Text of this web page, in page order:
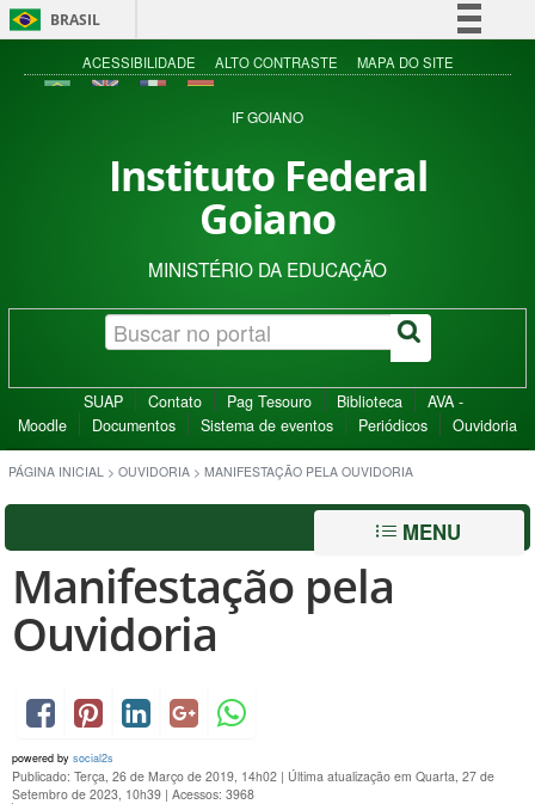
BRASIL
Simplifique!
Acesso à informação
ACESSIBILIDADE ALTO CONTRASTE MAPA DO SITE
IF GOIANO
Instituto Federal
Goiano
MINISTÉRIO DA EDUCAÇÃO
SUAP Contato Pag Tesouro Biblioteca
AVA -
Moodle
Documentos Sistema de eventos Periódicos Ouvidoria
PÁGINA INICIAL > OUVIDORIA > MANIFESTAÇÃO PELA OUVIDORIA
MENU
Manifestação pela
Ouvidoria
powered by social2s
Publicado: Terça, 26 de Março de 2019, 14h02 | Última atualização em Quarta, 27 de
Setembro de 2023, 10h39 | Acessos: 3968